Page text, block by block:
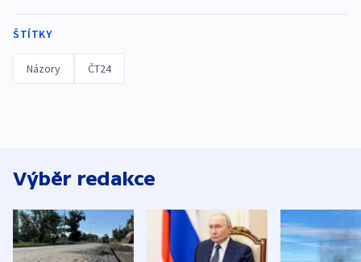
ŠTÍTKY
Názory ČT24
Výběr redakce